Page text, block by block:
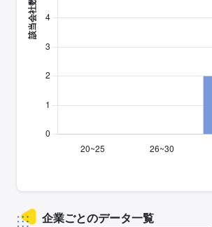
企業ごとのデータ一覧